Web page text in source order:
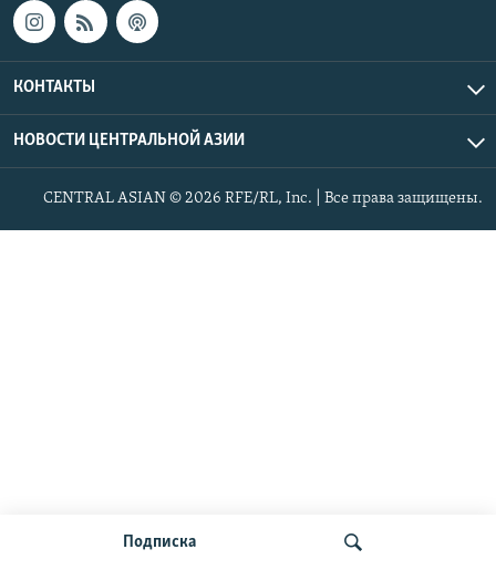
Подписка
КОНТАКТЫ
НОВОСТИ ЦЕНТРАЛЬНОЙ АЗИИ
CENTRAL ASIAN © 2026 RFE/RL, Inc. | Все права защищены.